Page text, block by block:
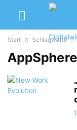
Start Schlagworte
AppSphere